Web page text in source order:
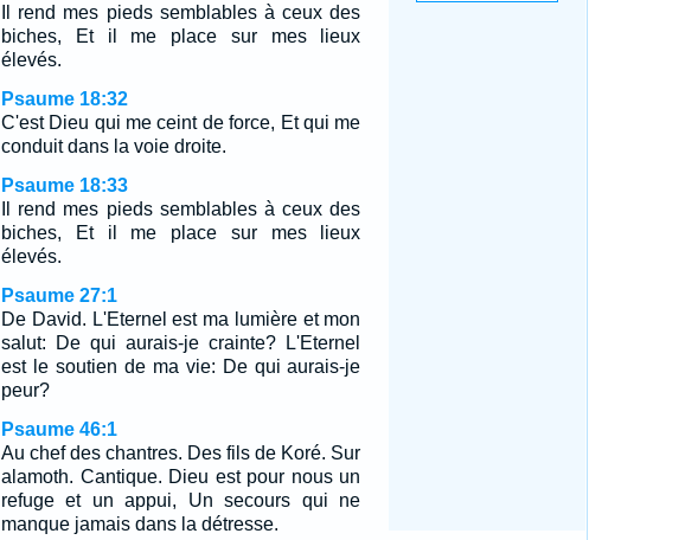
Il rend mes pieds semblables à ceux des
biches, Et il me place sur mes lieux
élevés.
Psaume 18:32
C'est Dieu qui me ceint de force, Et qui me
conduit dans la voie droite.
Psaume 18:33
Il rend mes pieds semblables à ceux des
biches, Et il me place sur mes lieux
élevés.
Psaume 27:1
De David. L'Eternel est ma lumière et mon
salut: De qui aurais-je crainte? L'Eternel
est le soutien de ma vie: De qui aurais-je
peur?
Psaume 46:1
Au chef des chantres. Des fils de Koré. Sur
alamoth. Cantique. Dieu est pour nous un
refuge et un appui, Un secours qui ne
manque jamais dans la détresse.